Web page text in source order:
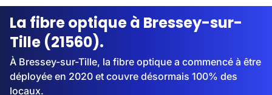
Streaming
La fibre optique à Bressey-sur-
Tille (21560).
À Bressey-sur-Tille, la fibre optique a commencé à être
déployée en 2020 et couvre désormais 100% des
locaux.